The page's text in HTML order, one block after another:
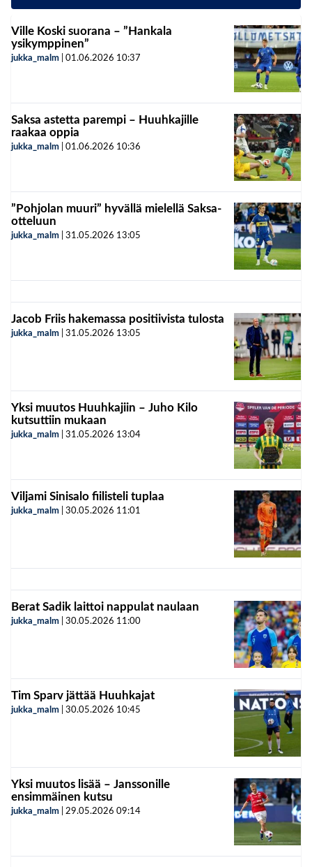
Ville Koski suorana – ”Hankala
ysikymppinen”
jukka_malm 01.06.2026 10:37
Saksa astetta parempi – Huuhkajille
raakaa oppia
jukka_malm 01.06.2026 10:36
”Pohjolan muuri” hyvällä mielellä Saksa-
otteluun
jukka_malm 31.05.2026 13:05
Jacob Friis hakemassa positiivista tulosta
jukka_malm 31.05.2026 13:05
Yksi muutos Huuhkajiin – Juho Kilo
kutsuttiin mukaan
jukka_malm 31.05.2026 13:04
Viljami Sinisalo fiilisteli tuplaa
jukka_malm 30.05.2026 11:01
Berat Sadik laittoi nappulat naulaan
jukka_malm 30.05.2026 11:00
Tim Sparv jättää Huuhkajat
jukka_malm 30.05.2026 10:45
Yksi muutos lisää – Janssonille
ensimmäinen kutsu
jukka_malm 29.05.2026 09:14